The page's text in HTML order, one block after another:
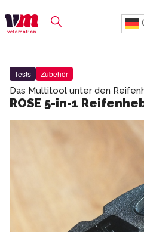
Tests Zubehör
Das Multitool unter den
ROSE 5-in-1